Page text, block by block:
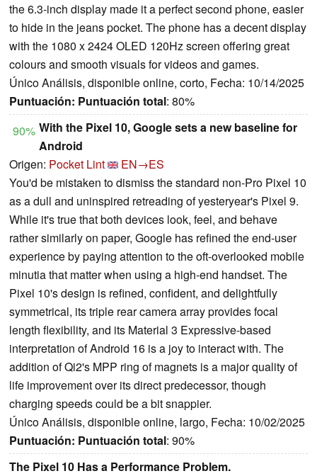
the 6.3-inch display made it a perfect second phone, easier
to hide in the jeans pocket. The phone has a decent display
with the 1080 x 2424 OLED 120Hz screen offering great
colours and smooth visuals for videos and games.
Único Análisis, disponible online, corto, Fecha: 10/14/2025
Puntuación: Puntuación total: 80%
90% With the Pixel 10, Google sets a new baseline for
Android
Origen: Pocket Lint
EN→ES
You'd be mistaken to dismiss the standard non-Pro Pixel 10
as a dull and uninspired retreading of yesteryear's Pixel 9.
While it's true that both devices look, feel, and behave
rather similarly on paper, Google has refined the end-user
experience by paying attention to the oft-overlooked mobile
minutia that matter when using a high-end handset. The
Pixel 10's design is refined, confident, and delightfully
symmetrical, its triple rear camera array provides focal
length flexibility, and its Material 3 Expressive-based
interpretation of Android 16 is a joy to interact with. The
addition of Qi2's MPP ring of magnets is a major quality of
life improvement over its direct predecessor, though
charging speeds could be a bit snappier.
Único Análisis, disponible online, largo, Fecha: 10/02/2025
Puntuación: Puntuación total: 90%
The Pixel 10 Has a Performance Problem.